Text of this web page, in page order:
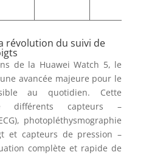
révolution du suivi de
de la Huawei Watch 5, le
avancée majeure pour le
au quotidien. Cette
différents capteurs –
photopléthysmographie
et capteurs de pression –
complète et rapide de